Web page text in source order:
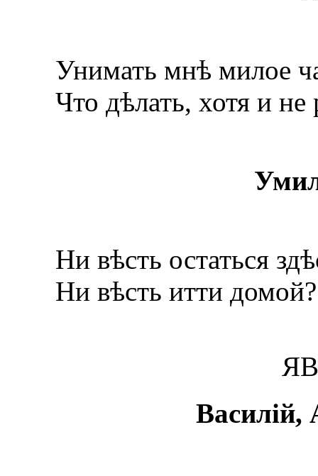
Унимать мнѣ милое
Что дѣлать, хотя и не
Ни вѣсть остаться
Ни вѣсть итти домой?